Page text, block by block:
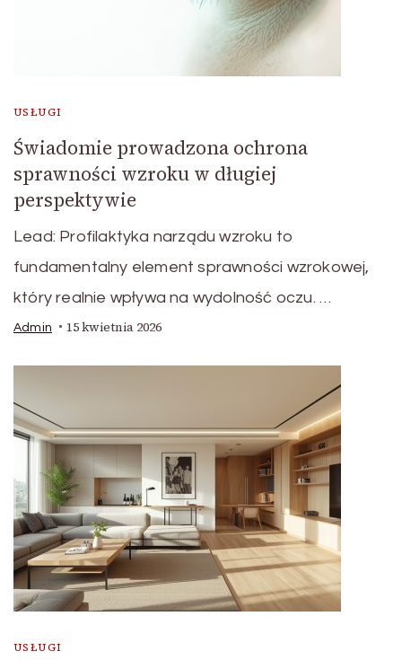
USŁUGI
Świadomie prowadzona ochrona
sprawności wzroku w długiej
perspektywie
Lead: Profilaktyka narządu wzroku to
fundamentalny element sprawności wzrokowej,
który realnie wpływa na wydolność oczu. …
Admin 15 kwietnia 2026
USŁUGI